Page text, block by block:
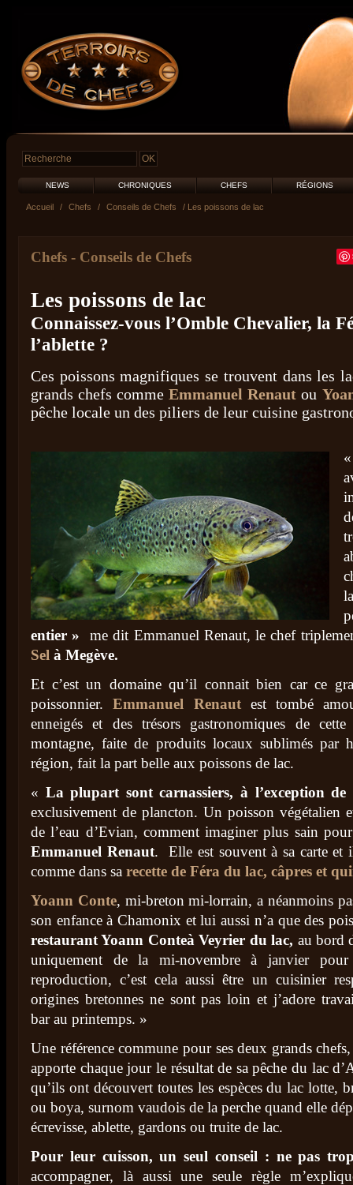
NEWS CHRONIQUES CHEFS RÉGIONS
Accueil / Chefs / Conseils de Chefs / Les poissons de lac
Chefs - Conseils de Chefs
Les poissons de lac
Connaissez-vous l’Omble Chevalier, la
l’ablette ?
Ces poissons magnifiques se trouvent dans les
grands chefs commeEmmanuel Renaut ou
pêche locale un des piliers de leur cuisine
entier »
me dit Emmanuel Renaut, le chef
Sel à Megève.
Et c’est un domaine qu’il connait bien car ce
poissonnier.Emmanuel Renautest tombé
enneigés et des trésors gastronomiques de
montagne, faite de produits locaux sublimés par
région, fait la part belle aux poissons de lac.
« La plupart sont carnassiers, à l’exception
exclusivement de plancton. Un poisson végétalien
de l’eau d’Evian, comment imaginer plus sain
Emmanuel Renaut. Elle est souvent à sa carte et
comme dans sa recette de Féra du lac, câpres et
Yoann Conte, mi-breton mi-lorrain, a néanmoins
son enfance à Chamonix et lui aussi n’a que des
restaurant Yoann Conteà Veyrier du lac, au bord
uniquement de la mi-novembre à janvier
reproduction, c’est cela aussi être un cuisinier
origines bretonnes ne sont pas loin et j’adore
bar au printemps. »
Une référence commune pour ses deux grands
apporte chaque jour le résultat de sa pêche du lac
qu’ils ont découvert toutes les espèces du lac lotte,
ou boya, surnom vaudois de la perche quand elle
écrevisse, ablette, gardons ou truite de lac.
Pour leur cuisson, un seul conseil : ne pas
accompagner, là aussi une seule règle